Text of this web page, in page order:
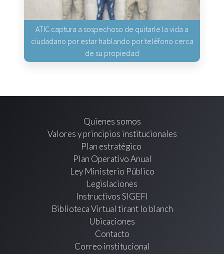
ATIC captura a sospechoso de quitarle la vida a
ciudadano por estar hablando por teléfono cerca
de su propiedad
Quienes somos
Valores y principios institucionales
Plan estratégico
Plan Operativo Anual
Ley Ministerio Público
Legislaciones
Instructivos SIGEFI
Biblioteca Virtual tirant lo blanch
Ubicaciones
Contacto
Correo institucional